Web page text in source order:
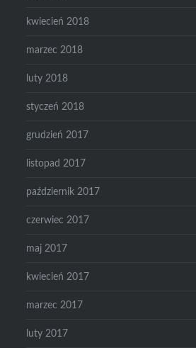
kwiecień 2018
marzec 2018
luty 2018
styczeń 2018
grudzień 2017
listopad 2017
październik 2017
czerwiec 2017
maj 2017
kwiecień 2017
marzec 2017
luty 2017